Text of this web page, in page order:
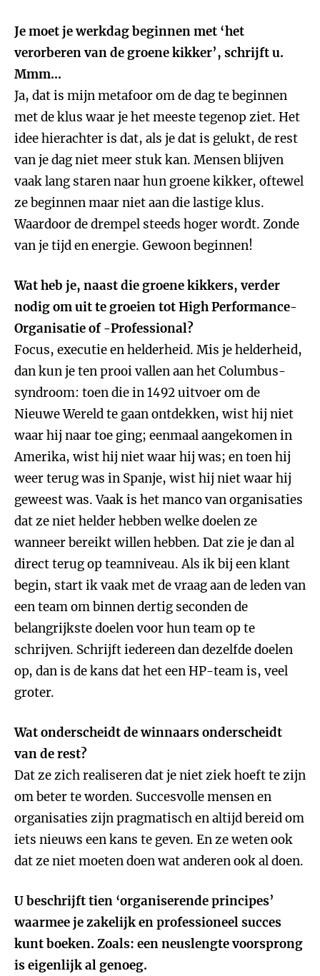
Je moet je werkdag beginnen met ‘het
verorberen van de groene kikker’, schrijft u.
Mmm...
Ja, dat is mijn metafoor om de dag te beginnen
met de klus waar je het meeste tegenop ziet. Het
idee hierachter is dat, als je dat is gelukt, de rest
van je dag niet meer stuk kan. Mensen blijven
vaak lang staren naar hun groene kikker, oftewel
ze beginnen maar niet aan die lastige klus.
Waardoor de drempel steeds hoger wordt. Zonde
van je tijd en energie. Gewoon beginnen!
Wat heb je, naast die groene kikkers, verder
nodig om uit te groeien tot High Performance-
Organisatie of -Professional?
Focus, executie en helderheid. Mis je helderheid,
dan kun je ten prooi vallen aan het Columbus-
syndroom: toen die in 1492 uitvoer om de
Nieuwe Wereld te gaan ontdekken, wist hij niet
waar hij naar toe ging; eenmaal aangekomen in
Amerika, wist hij niet waar hij was; en toen hij
weer terug was in Spanje, wist hij niet waar hij
geweest was. Vaak is het manco van organisaties
dat ze niet helder hebben welke doelen ze
wanneer bereikt willen hebben. Dat zie je dan al
direct terug op teamniveau. Als ik bij een klant
begin, start ik vaak met de vraag aan de leden van
een team om binnen dertig seconden de
belangrijkste doelen voor hun team op te
schrijven. Schrijft iedereen dan dezelfde doelen
op, dan is de kans dat het een HP-team is, veel
groter.
Wat onderscheidt de winnaars onderscheidt
van de rest?
Dat ze zich realiseren dat je niet ziek hoeft te zijn
om beter te worden. Succesvolle mensen en
organisaties zijn pragmatisch en altijd bereid om
iets nieuws een kans te geven. En ze weten ook
dat ze niet moeten doen wat anderen ook al doen.
U beschrijft tien ‘organiserende principes’
waarmee je zakelijk en professioneel succes
kunt boeken. Zoals: een neuslengte voorsprong
is eigenlijk al genoeg.